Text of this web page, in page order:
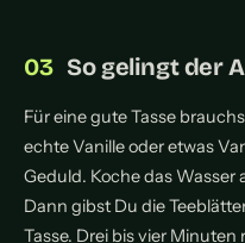
So gelingt der
Für eine gute Tasse
echte Vanille oder etwas
Geduld. Koche das Wasser
Dann gibst Du die
Tasse. Drei bis vier Minuten